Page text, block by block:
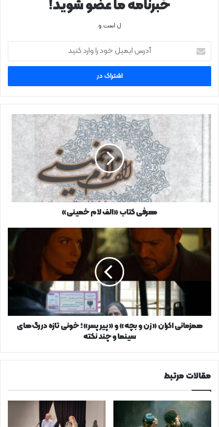
خبرنامه ما عضو شوید!
ل است.و
ایمیل
خود
وارد
کنید
معرفی
لام
خمینی»
معرفی کتاب «الف لام خمینی»
همزمانی
اکران
«زن
خونی
سینما
چند
همزمانی اکران «زن و بچه» و «پیر پسر»؛ خونی تازه در رگ‌های
سینما و چند نکته
مقالات مرتبط